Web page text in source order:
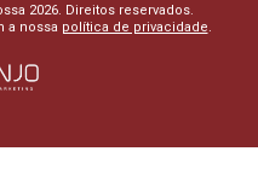
2026. Direitos reservados.
a nossa política de privacidade